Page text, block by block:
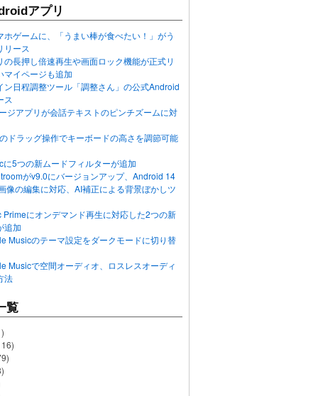
アプリ
ホゲームに、「うまい棒が食べたい！」がう
リース
の長押し倍速再生や画面ロック機能が正式リ
マイページも追加
ン日程調整ツール「調整さん」の公式Android
ス
ジアプリが会話テキストのピンチズームに対
ドラッグ操作でキーボードの高さを調節可能
に5つの新ムードフィルターが追加
がv9.0にバージョンアップ、Android 14
像の編集に対応、AI補正による背景ぼかしツ
Primeにオンデマンド再生に対応した2つの新
追加
Musicのテーマ設定をダークモードに切り替
Musicで空間オーディオ、ロスレスオーディ
法
覧